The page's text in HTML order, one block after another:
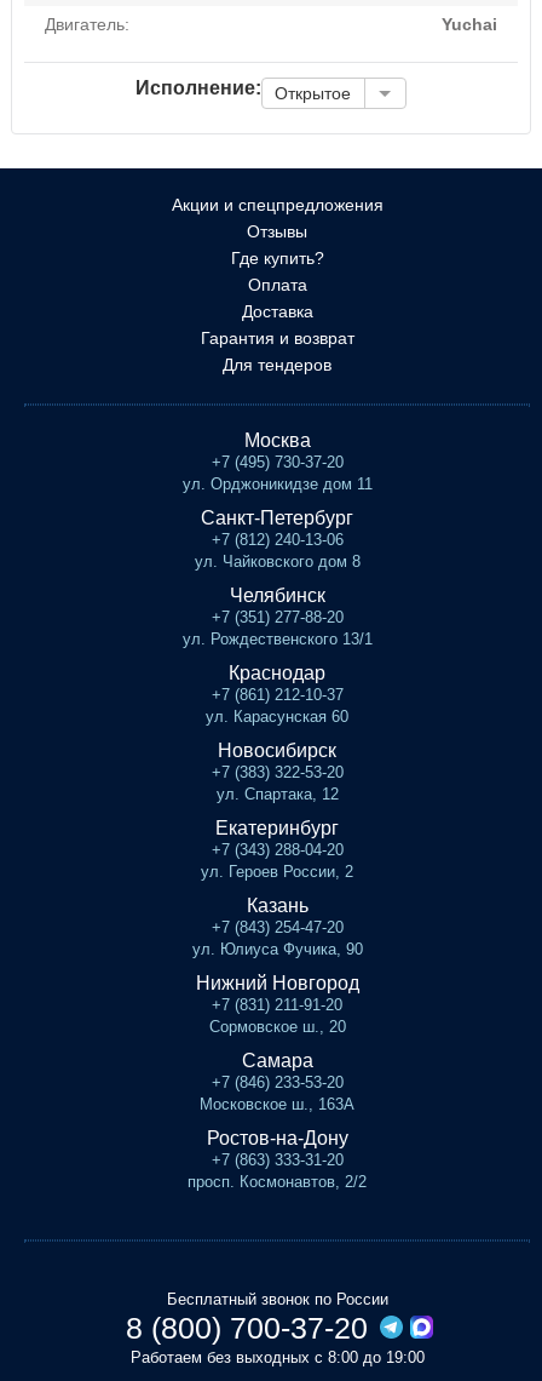
Двигатель:
Yuchai
Исполнение: Открытое
Акции и спецпредложения
Отзывы
Где купить?
Оплата
Доставка
Гарантия и возврат
Для тендеров
Москва
+7 (495) 730-37-20
ул. Орджоникидзе дом 11
Санкт-Петербург
+7 (812) 240-13-06
ул. Чайковского дом 8
Челябинск
+7 (351) 277-88-20
ул. Рождественского 13/1
Краснодар
+7 (861) 212-10-37
ул. Карасунская 60
Новосибирск
+7 (383) 322-53-20
ул. Спартака, 12
Екатеринбург
+7 (343) 288-04-20
ул. Героев России, 2
Казань
+7 (843) 254-47-20
ул. Юлиуса Фучика, 90
Нижний Новгород
+7 (831) 211-91-20
Сормовское ш., 20
Самара
+7 (846) 233-53-20
Московское ш., 163А
Ростов-на-Дону
+7 (863) 333-31-20
просп. Космонавтов, 2/2
Бесплатный звонок по России
8 (800) 700-37-20
Работаем без выходных с 8:00 до 19:00